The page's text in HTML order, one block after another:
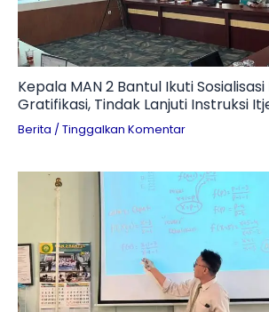
Kepala MAN 2 Bantul Ikuti
Gratifikasi, Tindak Lanjuti Instruksi
Berita / Tinggalkan Komentar